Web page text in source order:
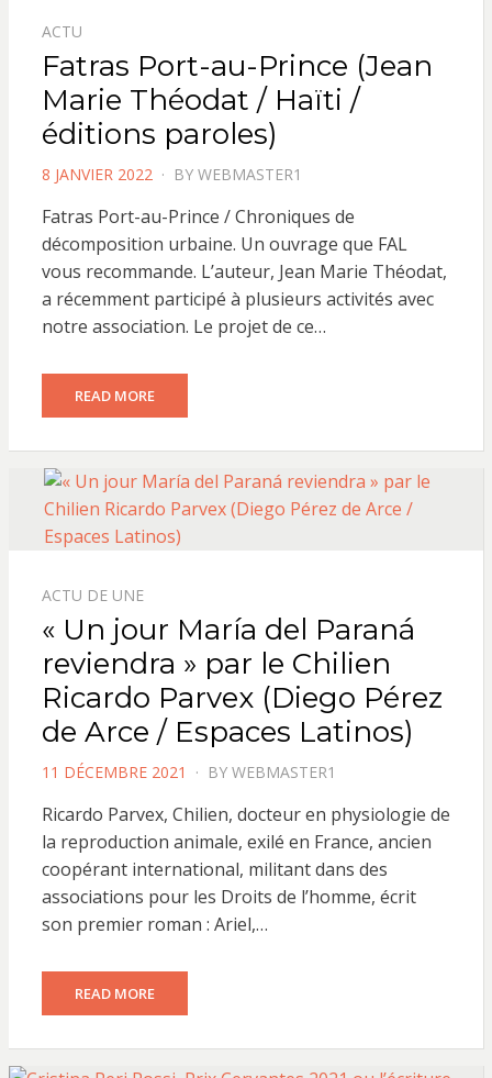
ACTU
Fatras Port-au-Prince (Jean
Marie Théodat / Haïti /
éditions paroles)
POSTED
8 JANVIER 2022 BY WEBMASTER1
Fatras Port-au-Prince / Chroniques de
décomposition urbaine. Un ouvrage que FAL
vous recommande. L’auteur, Jean Marie Théodat,
a récemment participé à plusieurs activités avec
notre association. Le projet de ce…
READ MORE
ACTU DE UNE
« Un jour María del Paraná
reviendra » par le Chilien
Ricardo Parvex (Diego Pérez
de Arce / Espaces Latinos)
POSTED
11 DÉCEMBRE 2021 BY WEBMASTER1
Ricardo Parvex, Chilien, docteur en physiologie de
la reproduction animale, exilé en France, ancien
coopérant international, militant dans des
associations pour les Droits de l’homme, écrit
son premier roman : Ariel,…
READ MORE